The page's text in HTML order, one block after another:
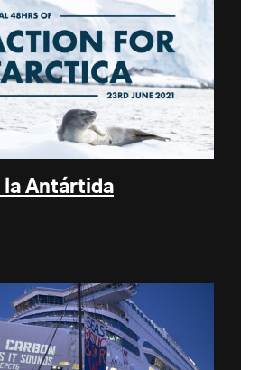
la Antártida